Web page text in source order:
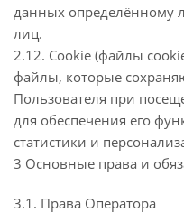
данных определённому
лиц.
2.12. Cookie (файлы
файлы, которые
Пользователя при
для обеспечения его
статистики и
3 Основные права и
3.1. Права Оператора